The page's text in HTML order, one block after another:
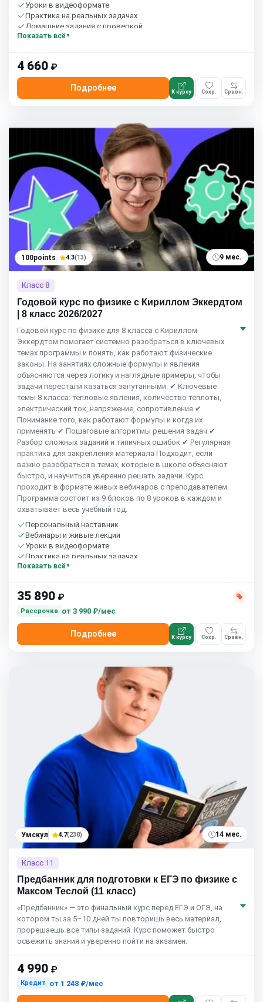
Уроки в видеоформате
Практика на реальных задачах
Домашние задания с проверкой
Сообщество студентов
Показать всё
4 660 ₽
Подробнее К курсу Сохр. Сравн.
100points 4.3(13) 9 мес.
Класс 8
Годовой курс по физике с Кириллом Эккердтом
| 8 класс 2026/2027
Годовой курс по физике для 8 класса с Кириллом
Эккердтом помогает системно разобраться в ключевых
темах программы и понять, как работают физические
законы. На занятиях сложные формулы и явления
объясняются через логику и наглядные примеры, чтобы
задачи перестали казаться запутанными. ✔ Ключевые
темы 8 класса: тепловые явления, количество теплоты,
электрический ток, напряжение, сопротивление ✔
Понимание того, как работают формулы и когда их
применять ✔ Пошаговые алгоритмы решения задач ✔
Разбор сложных заданий и типичных ошибок ✔ Регулярная
практика для закрепления материала Подходит, если
важно разобраться в темах, которые в школе объясняют
быстро, и научиться уверенно решать задачи. Курс
проходит в формате живых вебинаров с преподавателем.
Программа состоит из 9 блоков по 8 уроков в каждом и
охватывает весь учебный год.
Персональный наставник
Вебинары и живые лекции
Уроки в видеоформате
Практика на реальных задачах
Домашние задания с проверкой
Показать всё
35 890 ₽
Рассрочка от 3 990 ₽/мес
Подробнее К курсу Сохр. Сравн.
Умскул 4.7(238) 14 мес.
Класс 11
Предбанник для подготовки к ЕГЭ по физике с
Максом Теслой (11 класс)
«Предбанник» — это финальный курс перед ЕГЭ и ОГЭ, на
котором ты за 5–10 дней ты повторишь весь материал,
прорешаешь все типы заданий. Курс поможет быстро
освежить знания и уверенно пойти на экзамен.
4 990 ₽
Кредит от 1 248 ₽/мес